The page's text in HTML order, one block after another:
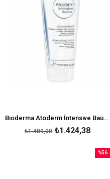
Bioderma Atoderm İntensive Baume 200 ml
₺1.424,38
₺1.489,00
%56